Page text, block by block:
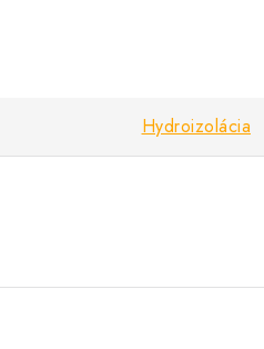
Hydroizolácia